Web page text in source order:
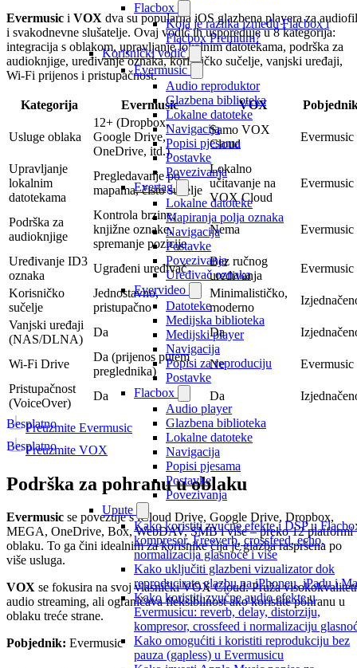
Flacbox
Koja je razlika između Flacbox i
Flacbox Premium?
Korisnički vodič
Evermusic
Audio reproduktor
Glazbena biblioteka
Lokalne datoteke
Navigacija
Popisi pjesama
Postavke
Povezivanja
Evertag
Lokalne datoteke
Mapiranja polja oznaka
Navigacija
Postavke
Povezivanja
Uređivač oznaka
Evervideo
Datoteke
Medijska biblioteka
Medijski player
Navigacija
Popisi za reproduciju
Postavke
Flacbox
Audio player
Glazbena biblioteka
Lokalne datoteke
Navigacija
Popisi pjesama
Postavke
Povezivanja
Upute
Kako koristiti zvučne efekte i DSP u
kompresor, Freeverb, crossfeed, echo,
normalizacija glasnoće i više
Kako uključiti glazbeni vizualizator dok
reproducirate glazbu na iPhoneu, iPadu i
Kako koristiti zvučne audio efekte u
Evermusicu: reverb, delay, distorziju,
kompresor, crossfeed i normalizaciju
Kako omogućiti i koristiti reprodukciju bez
pauza (gapless) u Evermusicu
Evermusic i VOX dva su popularna iOS glazbena playera za
i svakodnevne slušatelje. Ovaj vodič ih uspoređuje u 8 kategorija:
integracija s oblakom, upravljanje lokalnim datotekama, podrška za
audioknjige, uređivanje oznaka, korisničko sučelje, vanjski uređaji,
Wi-Fi prijenos i pristupačnost.
Kategorija Evermusic VOX
Usluge oblaka
12+ (Dropbox,
Google Drive,
OneDrive, itd.)
Samo VOX
Cloud
Evermusic
Upravljanje
lokalnim
datotekama
Pregledavanje po
mapama, čisto sučelje
Lokalno
učitavanje na
VOX Cloud
Evermusic
Podrška za
audioknjige
Kontrola brzine,
knjižne oznake,
spremanje pozicije
Nema Evermusic
Uređivanje ID3
oznaka
Ugrađeni uređivač
Bez ručnog
uređivanja
Evermusic
Korisničko
sučelje
Jednostavno,
pristupačno
Minimalističko,
moderno
Vanjski uređaji
(NAS/DLNA)
Da Da
Wi-Fi Drive
Da (prijenos putem
preglednika)
Ne
Evermusic
Pristupačnost
(VoiceOver)
Da Da
Preuzmite Evermusic
Besplatno
Preuzmite VOX
Besplatno
Podrška za pohranu u oblaku
Evermusic se povezuje s iCloud Drive, Google Drive, Dropbox,
MEGA, OneDrive, Box, WebDAV, SMB i više – preko 12 platformi
oblaku. To ga čini idealnim za korisnike čija je glazba raspršena po
više usluga.
VOX se fokusira na svoj vlasnički VOX Cloud. Pruža
audio streaming, ali ograničava fleksibilnost ako koristite pohranu u
oblaku treće strane.
Pobjednik: Evermusic